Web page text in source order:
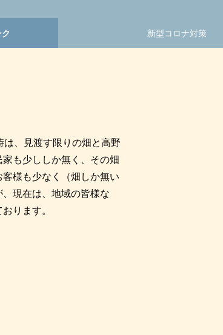
新型コロナ対策
、見渡す限りの畑と高野
も少ししか無く、その畑
様も少なく（畑しか無い
現在は、地域の皆様な
ります。